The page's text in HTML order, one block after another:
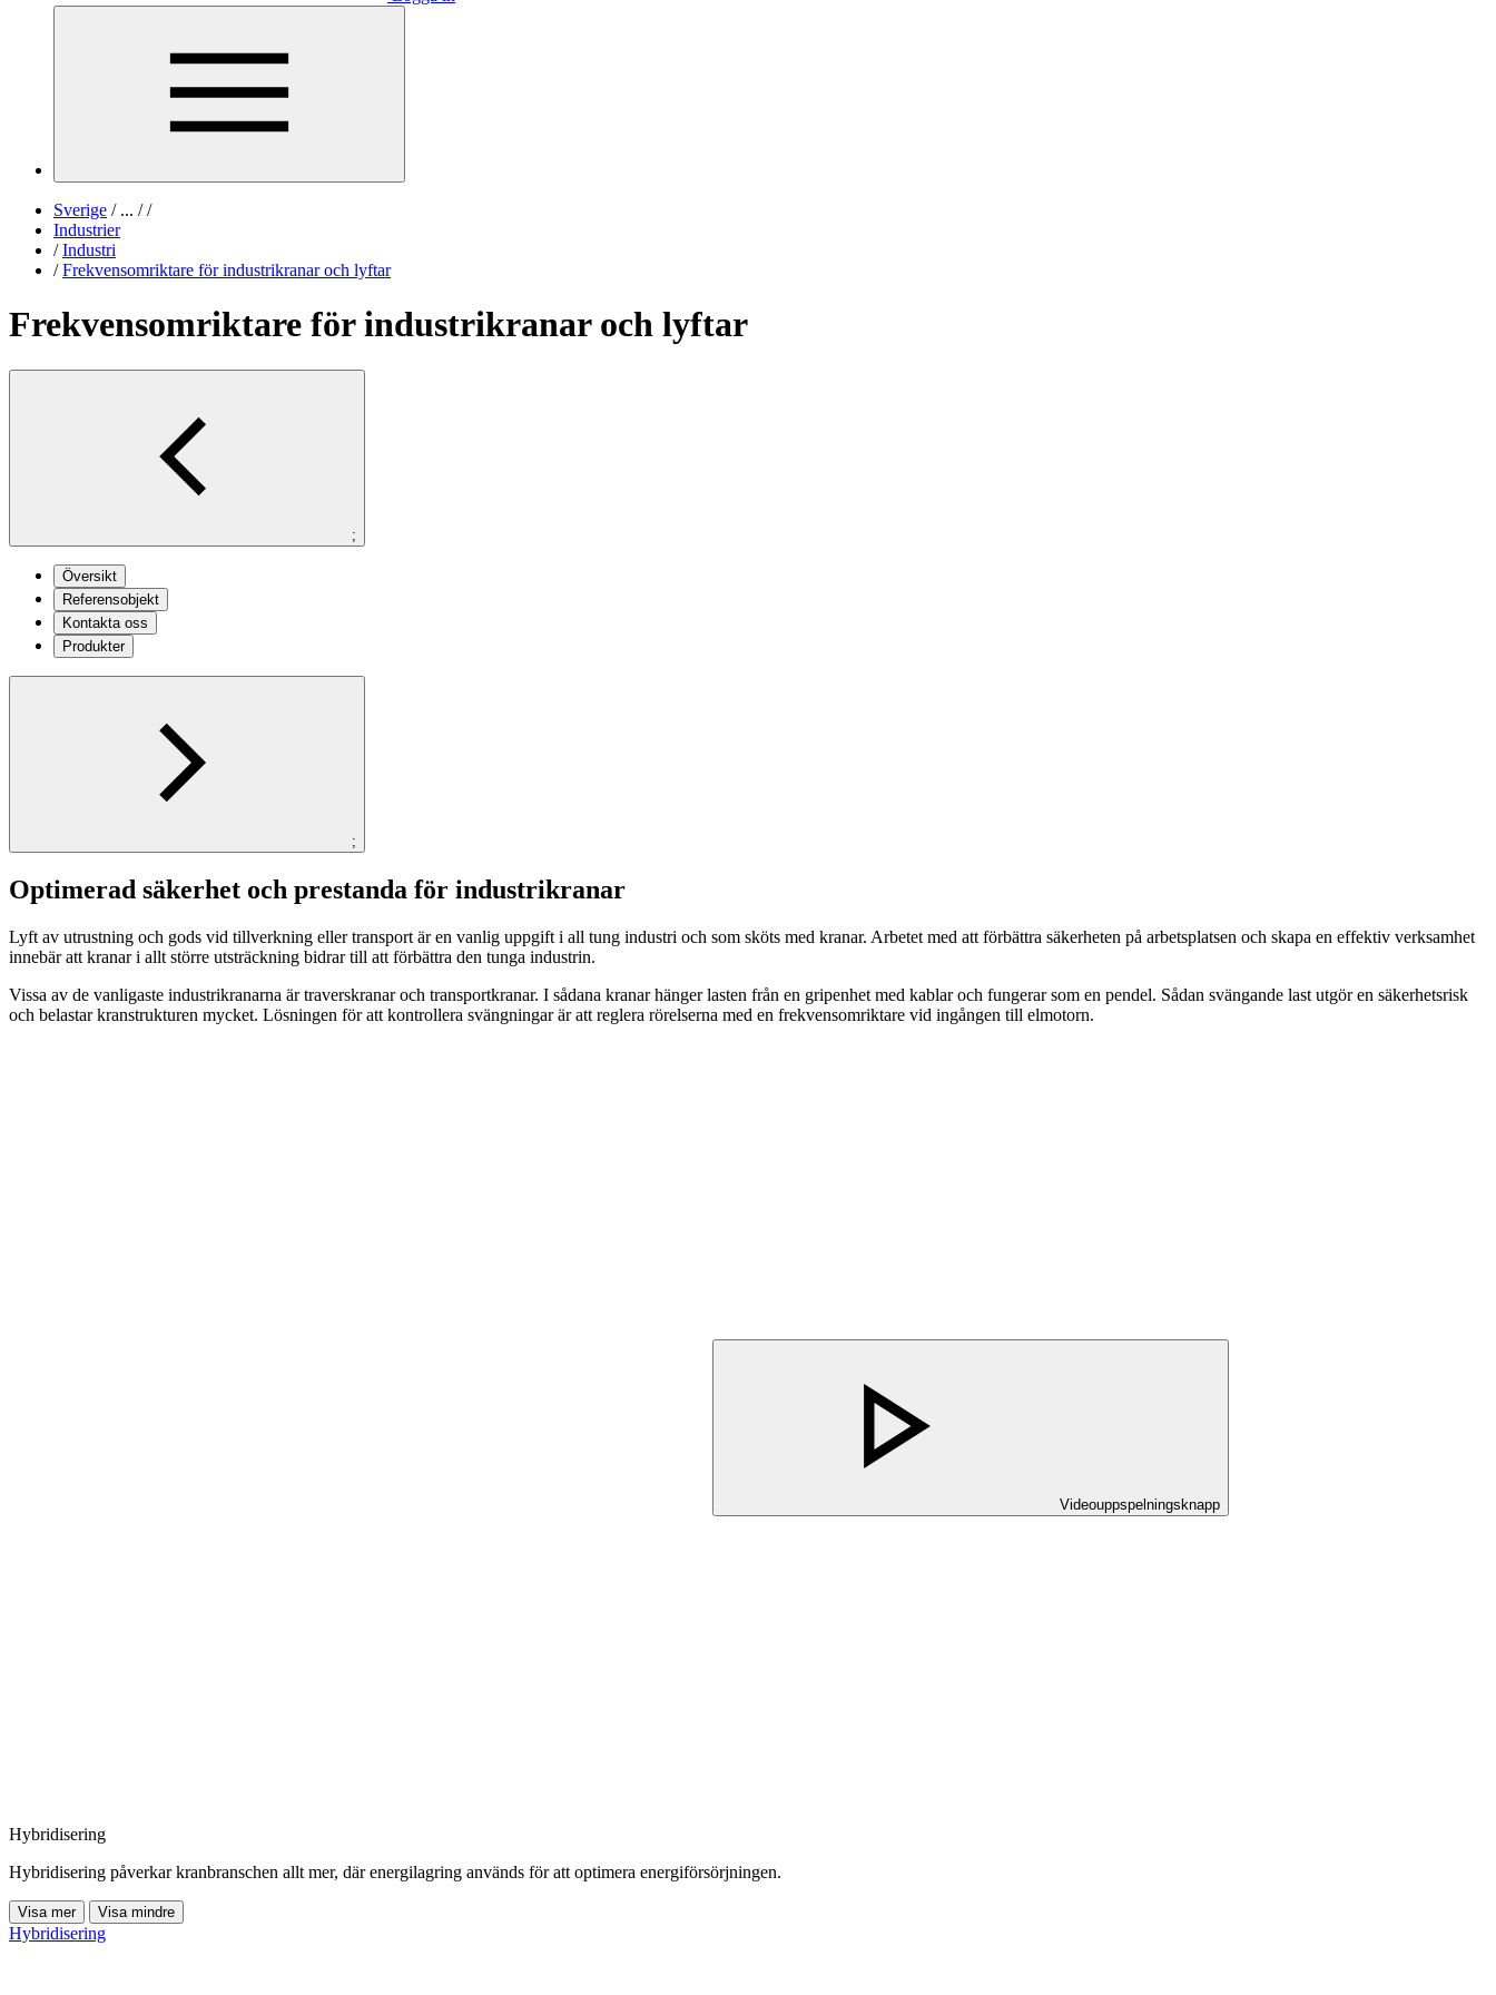
Sverige /... / /
Industrier
/ Industri
/ Frekvensomriktare för industrikranar och lyftar
Frekvensomriktare för industrikranar och lyftar
;
Översikt
Referensobjekt
Kontakta oss
Produkter
;
Optimerad säkerhet och prestanda för industrikranar
Lyft av utrustning och gods vid tillverkning eller transport är en vanlig uppgift i all tung industri och som sköts med kranar. Arbetet med att förbättra säkerheten på arbetsplatsen och skapa en effektiv verksamhet
innebär att kranar i allt större utsträckning bidrar till att förbättra den tunga industrin.
Vissa av de vanligaste industrikranarna är traverskranar och transportkranar. I sådana kranar hänger lasten från en gripenhet med kablar och fungerar som en pendel. Sådan svängande last utgör en säkerhetsrisk
och belastar kranstrukturen mycket. Lösningen för att kontrollera svängningar är att reglera rörelserna med en frekvensomriktare vid ingången till elmotorn.
Videouppspelningsknapp
Hybridisering
Hybridisering påverkar kranbranschen allt mer, där energilagring används för att optimera energiförsörjningen.
Visa mer Visa mindre
Hybridisering